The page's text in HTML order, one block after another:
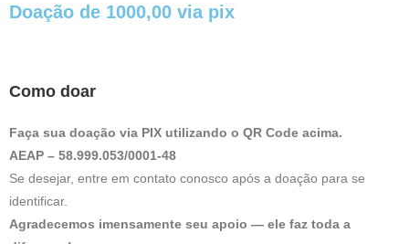
Doação de 1000,00 via pix
Como doar
Faça sua doação via PIX utilizando o QR Code acima.
AEAP – 58.999.053/0001-48
Se desejar, entre em contato conosco após a doação para se
identificar.
Agradecemos imensamente seu apoio — ele faz toda a